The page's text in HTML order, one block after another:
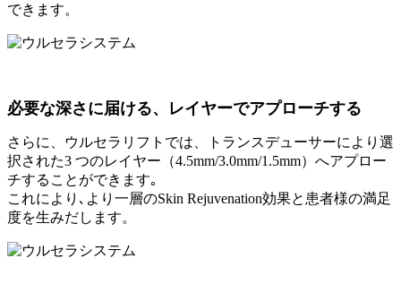
できます。
必要な深さに届ける、レイヤーでアプローチする
さらに、ウルセラリフトでは、トランスデューサーにより選
択された3 つのレイヤー（4.5mm/3.0mm/1.5mm）へアプロー
チすることができます｡
これにより､より一層のSkin Rejuvenation効果と患者様の満足
度を生みだします。